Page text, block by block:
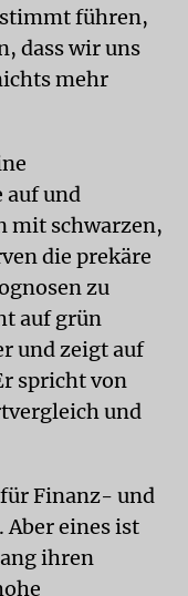
führen,
dass wir uns
mehr
auf und
mit schwarzen,
die prekäre
zu
auf grün
und zeigt auf
spricht von
und
Finanz- und
eines ist
ihren